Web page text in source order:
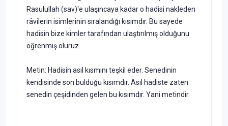
Rasulullah (sav)'e ulaşıncaya kadar o hadisi nakleden
râvilerin isimlerinin sıralandığı kısımdır. Bu sayede
hadisin bize kimler tarafından ulaştırılmış olduğunu
öğrenmiş oluruz.
Metin: Hadisin asıl kısmını teşkil eder. Senedinin
kendisinde son bulduğu kısımdır. Asıl hadiste zaten
senedin çeşidinden gelen bu kısımdır. Yani metindir.